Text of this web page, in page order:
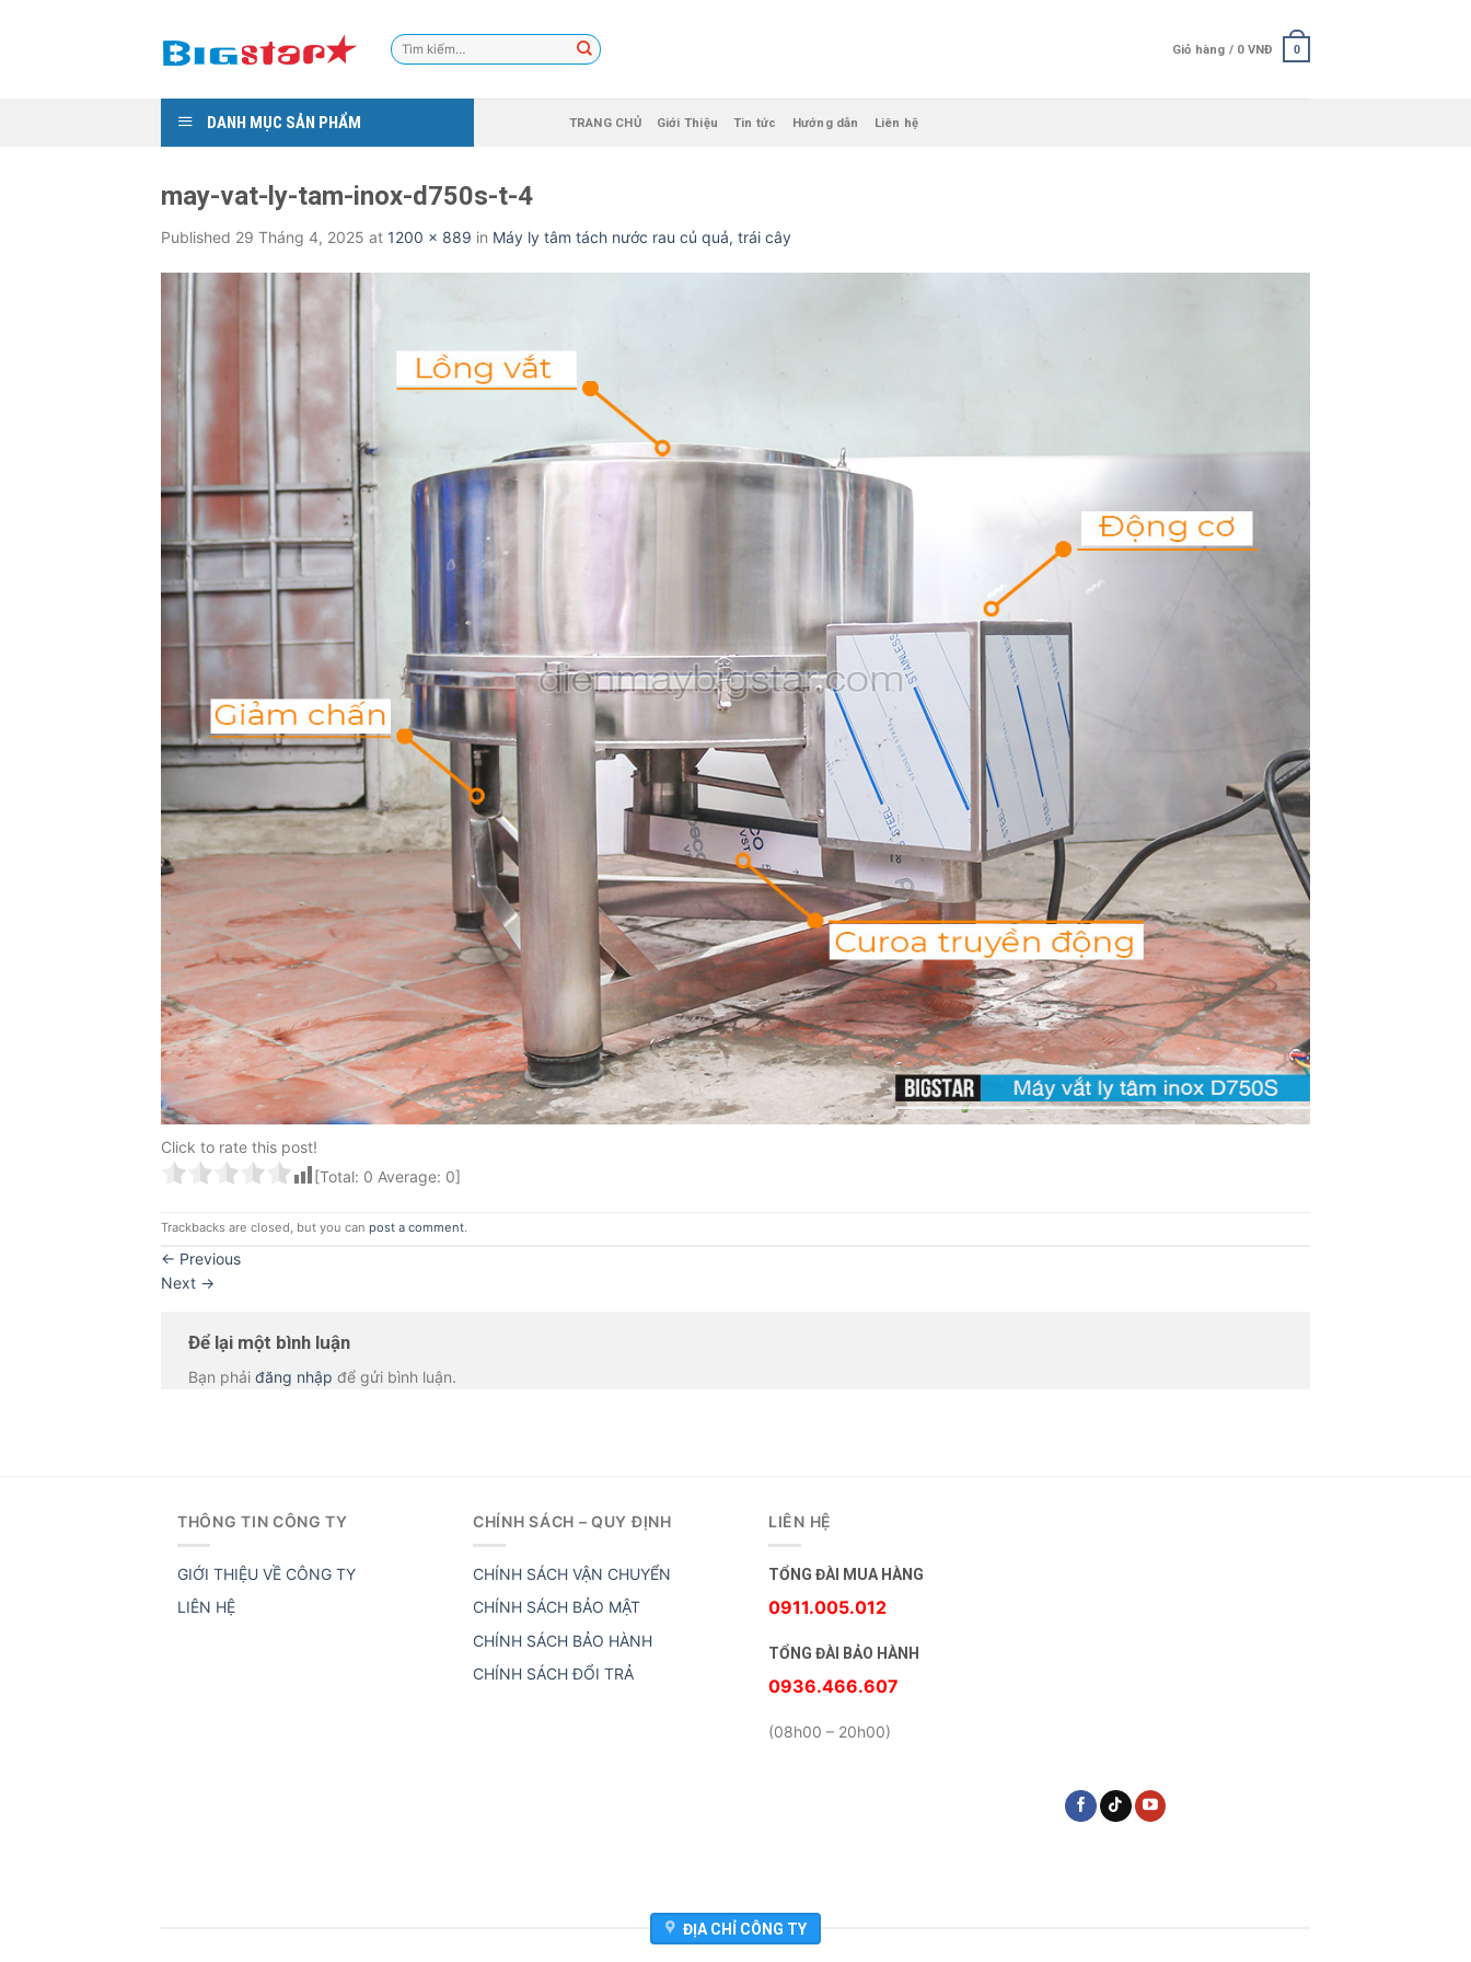
Tìm
kiếm:
Giỏ hàng / 0 VNĐ 0
DANH MỤC SẢN PHẨM TRANG CHỦ Giới Thiệu Tin tức Hướng dẫn Liên hệ
may-vat-ly-tam-inox-d750s-t-4
Published 29 Tháng 4, 2025 at 1200 × 889 in Máy ly tâm tách nước rau củ quả, trái cây
Click to rate this post!
[Total: 0 Average: 0]
Trackbacks are closed, but you can post a comment.
← Previous
Next →
Để lại một bình luận
Bạn phải đăng nhập để gửi bình luận.
THÔNG TIN CÔNG TY
GIỚI THIỆU VỀ CÔNG TY
LIÊN HỆ
CHÍNH SÁCH – QUY ĐỊNH
CHÍNH SÁCH VẬN CHUYỂN
CHÍNH SÁCH BẢO MẬT
CHÍNH SÁCH BẢO HÀNH
CHÍNH SÁCH ĐỔI TRẢ
LIÊN HỆ
TỔNG ĐÀI MUA HÀNG
0911.005.012
TỔNG ĐÀI BẢO HÀNH
0936.466.607
(08h00 – 20h00)
ĐỊA CHỈ CÔNG TY